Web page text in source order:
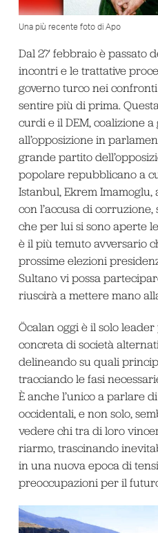
Una più recente foto di Apo
Dal 27 febbraio è passato
incontri e le trattative
governo turco nei
sentire più di prima.
curdi e il DEM, coalizione
all’opposizione in
grande partito
popolare repubblicano a
Istanbul, Ekrem Imamoglu,
con l’accusa di
che per lui si sono aperte
è il più temuto avversario
prossime elezioni
Sultano vi possa
riuscirà a mettere mano
Öcalan oggi è il solo
concreta di società
delineando su quali
tracciando le fasi
È anche l’unico a parlare
occidentali, e non solo,
vedere chi tra di loro
riarmo, trascinando
in una nuova epoca di
preoccupazioni per il